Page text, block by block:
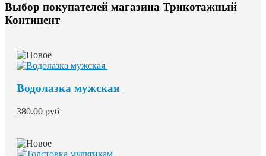
Выбор покупателей магазина Трикотажный
Континент
Водолазка мужская
380.00 руб